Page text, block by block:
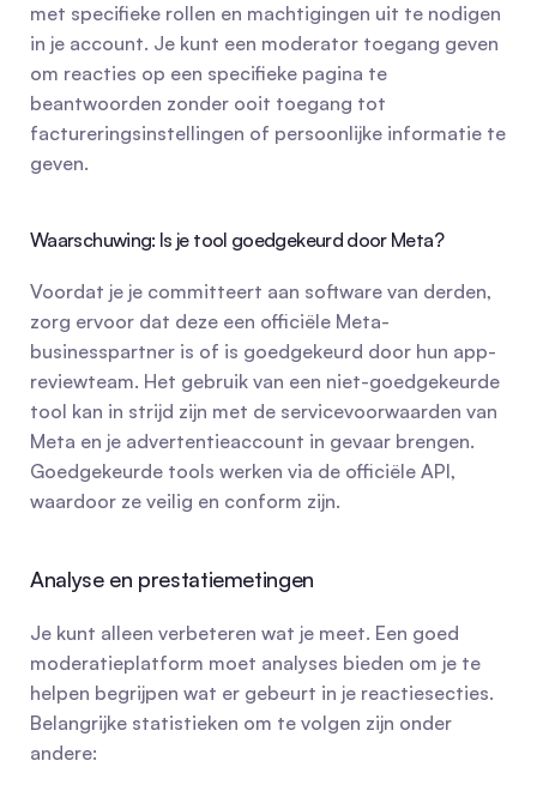
met specifieke rollen en machtigingen uit te nodigen
in je account. Je kunt een moderator toegang geven
om reacties op een specifieke pagina te
beantwoorden zonder ooit toegang tot
factureringsinstellingen of persoonlijke informatie te
geven.
Waarschuwing: Is je tool goedgekeurd door Meta?
Voordat je je committeert aan software van derden,
zorg ervoor dat deze een officiële Meta-
businesspartner is of is goedgekeurd door hun app-
reviewteam. Het gebruik van een niet-goedgekeurde
tool kan in strijd zijn met de servicevoorwaarden van
Meta en je advertentieaccount in gevaar brengen.
Goedgekeurde tools werken via de officiële API,
waardoor ze veilig en conform zijn.
Analyse en prestatiemetingen
Je kunt alleen verbeteren wat je meet. Een goed
moderatieplatform moet analyses bieden om je te
helpen begrijpen wat er gebeurt in je reactiesecties.
Belangrijke statistieken om te volgen zijn onder
andere: